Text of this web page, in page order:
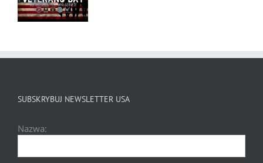
SUBSKRYBUJ NEWSLETTER USA
Nazwa: